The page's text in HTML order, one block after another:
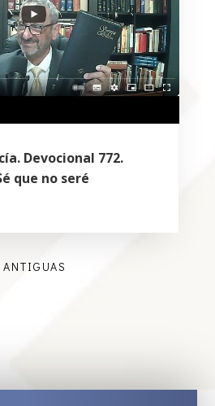
Devocional 772.
que no seré